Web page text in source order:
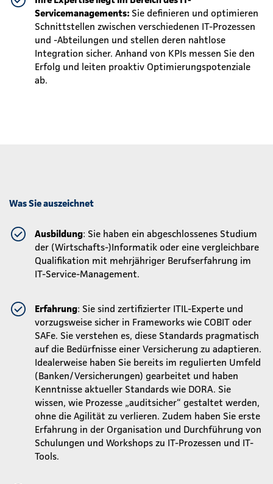
Servicemanagements: Sie definieren und optimieren
Schnittstellen zwischen verschiedenen IT-Prozessen
und -Abteilungen und stellen deren nahtlose
Integration sicher. Anhand von KPIs messen Sie den
Erfolg und leiten proaktiv Optimierungspotenziale
ab.
Was Sie auszeichnet
Ausbildung: Sie haben ein abgeschlossenes Studium
der (Wirtschafts-)Informatik oder eine vergleichbare
Qualifikation mit mehrjähriger Berufserfahrung im
IT-Service-Management.
Erfahrung: Sie sind zertifizierter ITIL-Experte und
vorzugsweise sicher in Frameworks wie COBIT oder
SAFe. Sie verstehen es, diese Standards pragmatisch
auf die Bedürfnisse einer Versicherung zu adaptieren.
Idealerweise haben Sie bereits im regulierten Umfeld
(Banken/Versicherungen) gearbeitet und haben
Kenntnisse aktueller Standards wie DORA. Sie
wissen, wie Prozesse „auditsicher“ gestaltet werden,
ohne die Agilität zu verlieren. Zudem haben Sie erste
Erfahrung in der Organisation und Durchführung von
Schulungen und Workshops zu IT-Prozessen und IT-
Tools.